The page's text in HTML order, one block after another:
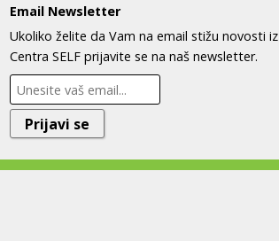
Email Newsletter
Ukoliko želite da Vam na email stižu novosti iz
Centra SELF prijavite se na naš newsletter.